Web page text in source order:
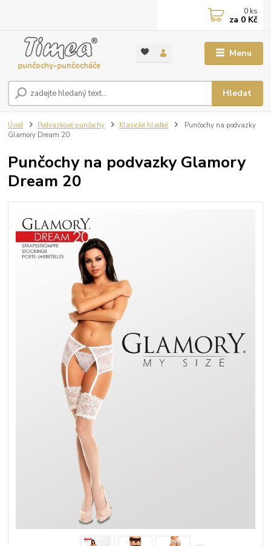
Menu
Hledat
0 ks
za 0 Kč
Úvod Podvazkové punčochy Klasické hladké
Punčochy na podvazky
Glamory Dream 20
Punčochy na podvazky Glamory
Dream 20